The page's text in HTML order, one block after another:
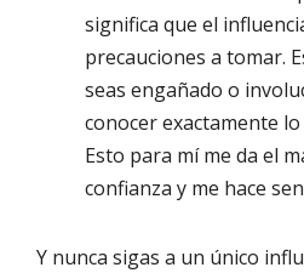
significa que el
precauciones a tomar.
seas engañado o
conocer exactamente
Esto para mí me da el
confianza y me hace
Y nunca sigas a un único